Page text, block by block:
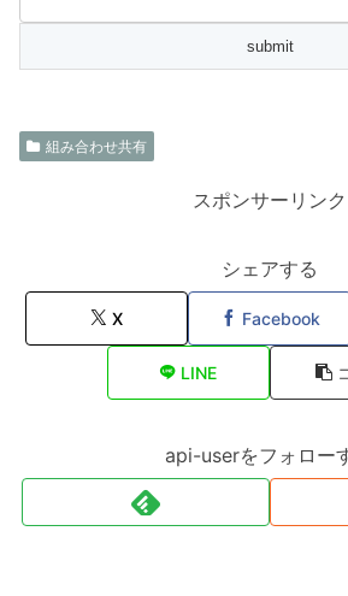
組み合わせ共有
スポンサーリンク
シェアする
X Facebook
LINE
api-userをフォロー